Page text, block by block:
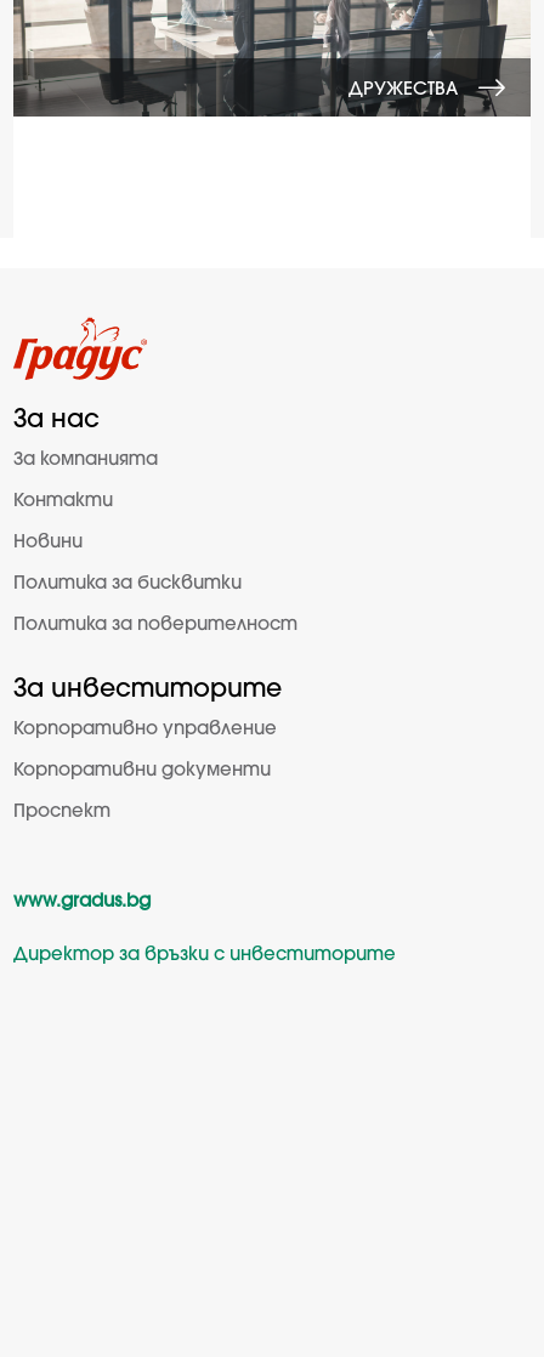
ДРУЖЕСТВА
За нас
За компанията
Контакти
Новини
Политика за бисквитки
Политика за поверителност
За инвеститорите
Корпоративно управление
Корпоративни документи
Проспект
www.gradus.bg
Директор за връзки с инвеститорите